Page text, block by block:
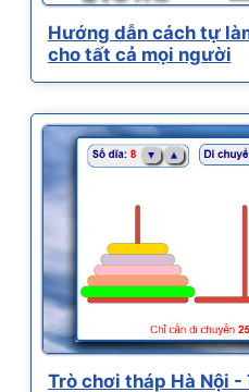
Hướng dẫn cách tự
cho tất cả mọi người
Trò chơi tháp Hà Nội -